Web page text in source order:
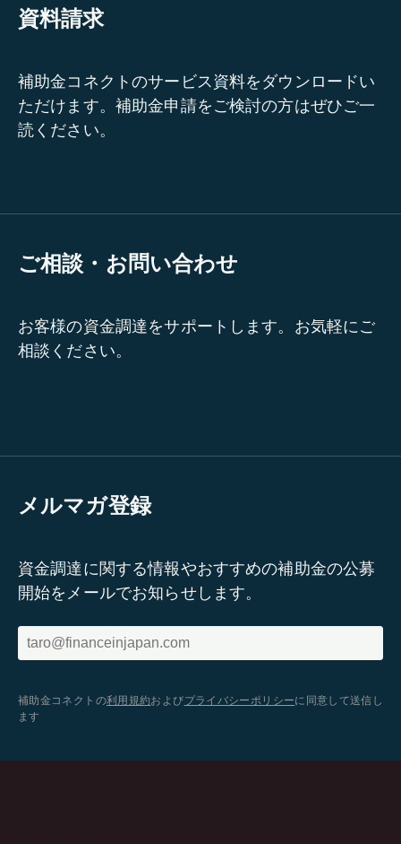
資料請求
補助金コネクトのサービス資料をダウンロードい
ただけます。補助金申請をご検討の方はぜひご一
読ください。
ご相談・お問い合わせ
お客様の資金調達をサポートします。お気軽にご
相談ください。
メルマガ登録
資金調達に関する情報やおすすめの補助金の公募
開始をメールでお知らせします。
補助金コネクトの利用規約およびプライバシーポリシーに同意して送信し
ます